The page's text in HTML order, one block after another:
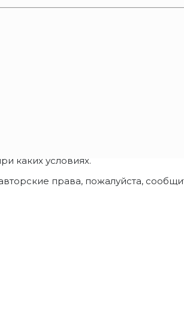
каких условиях.
права, пожалуйста,